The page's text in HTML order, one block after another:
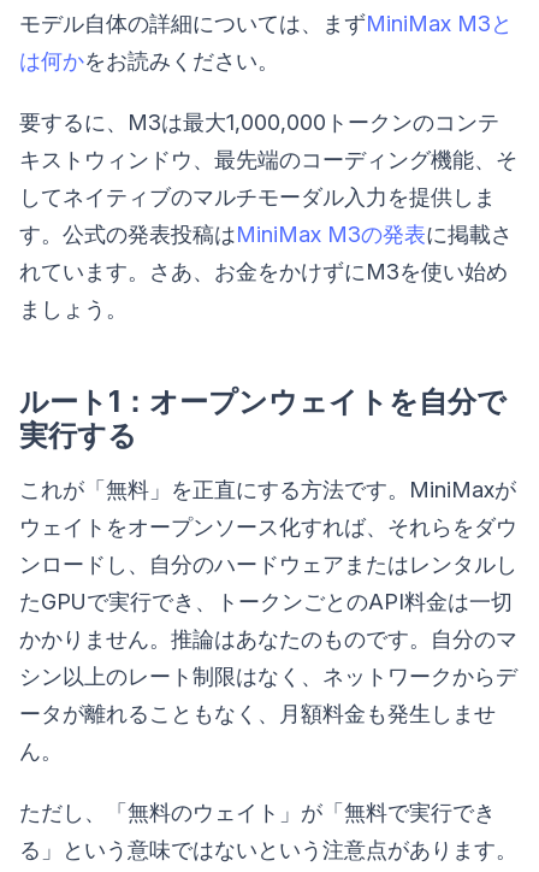
モデル自体の詳細については、まずMiniMax M3と
は何かをお読みください。
要するに、M3は最大1,000,000トークンのコンテ
キストウィンドウ、最先端のコーディング機能、そ
してネイティブのマルチモーダル入力を提供しま
す。公式の発表投稿はMiniMax M3の発表に掲載さ
れています。さあ、お金をかけずにM3を使い始め
ましょう。
ルート1：オープンウェイトを自分で
実行する
これが「無料」を正直にする方法です。MiniMaxが
ウェイトをオープンソース化すれば、それらをダウ
ンロードし、自分のハードウェアまたはレンタルし
たGPUで実行でき、トークンごとのAPI料金は一切
かかりません。推論はあなたのものです。自分のマ
シン以上のレート制限はなく、ネットワークからデ
ータが離れることもなく、月額料金も発生しませ
ん。
ただし、「無料のウェイト」が「無料で実行でき
る」という意味ではないという注意点があります。